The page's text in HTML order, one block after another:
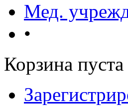
Мед.
•
Корзина пуста